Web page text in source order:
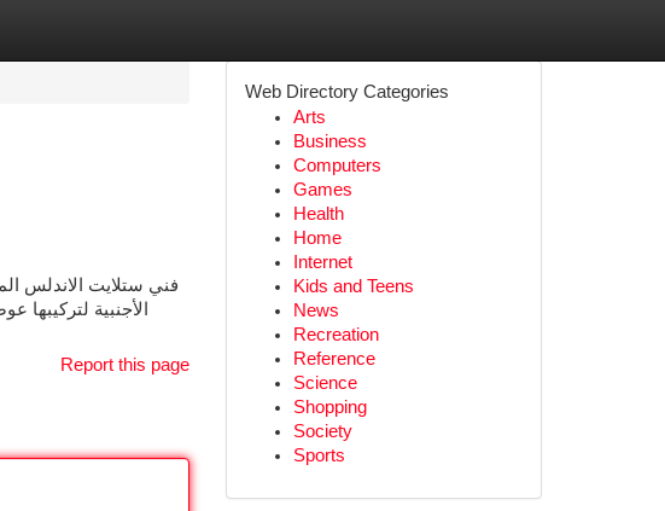
فني ستلايت الاندلس
الأجنبية
Report this page
Web Directory Categories
Arts
Business
Computers
Games
Health
Home
Internet
Kids and Teens
News
Recreation
Reference
Science
Shopping
Society
Sports